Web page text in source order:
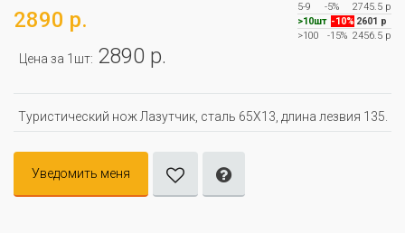
2890 р.
Цена за 1шт: 2890 р.
5-9
-5%
2745.5 р
>10шт -10% 2601 р
>100
-15% 2456.5 р
Туристический нож Лазутчик, сталь 65Х13, длина лезвия 135.
Уведомить меня